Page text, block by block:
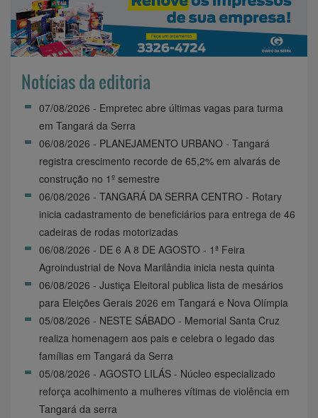
Notícias da editoria
07/08/2026 - Empretec abre últimas vagas para turma
em Tangará da Serra
06/08/2026 - PLANEJAMENTO URBANO - Tangará
registra crescimento recorde de 65,2% em alvarás de
construção no 1º semestre
06/08/2026 - TANGARÁ DA SERRA CENTRO - Rotary
inicia cadastramento de beneficiários para entrega de 46
cadeiras de rodas motorizadas
06/08/2026 - DE 6 A 8 DE AGOSTO - 1ª Feira
Agroindustrial de Nova Marilândia inicia nesta quinta
06/08/2026 - Justiça Eleitoral publica lista de mesários
para Eleições Gerais 2026 em Tangará e Nova Olímpia
05/08/2026 - NESTE SÁBADO - Memorial Santa Cruz
realiza homenagem aos pais e celebra o legado das
famílias em Tangará da Serra
05/08/2026 - AGOSTO LILÁS - Núcleo especializado
reforça acolhimento a mulheres vítimas de violência em
Tangará da serra